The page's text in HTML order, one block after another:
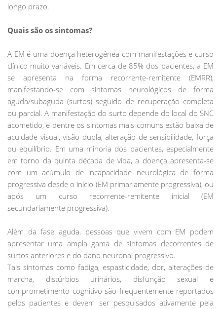
longo prazo.
Quais são os sintomas?
A EM é uma doença heterogênea com manifestações e curso
clínico muito variáveis. Em cerca de 85% dos pacientes, a EM
se apresenta na forma recorrente-remitente (EMRR),
manifestando-se com sintomas neurológicos de forma
aguda/subaguda (surtos) seguido de recuperação completa
ou parcial. A manifestação do surto depende do local do SNC
acometido, e dentre os sintomas mais comuns estão baixa de
acuidade visual, visão dupla, alteração de sensibilidade, força
ou equilíbrio. Em uma minoria dos pacientes, especialmente
em torno da quinta década de vida, a doença apresenta-se
com um acúmulo de incapacidade neurológica de forma
progressiva desde o início (EM primariamente progressiva), ou
após um curso recorrente-remitente inicial (EM
secundariamente progressiva).
Além da fase aguda, pessoas que vivem com EM podem
apresentar uma ampla gama de sintomas decorrentes de
surtos anteriores e do dano neuronal progressivo.
Tais sintomas como fadiga, espasticidade, dor, alterações de
marcha, distúrbios urinários, disfunção sexual e
comprometimento cognitivo são frequentemente reportados
pelos pacientes e devem ser pesquisados ativamente pela